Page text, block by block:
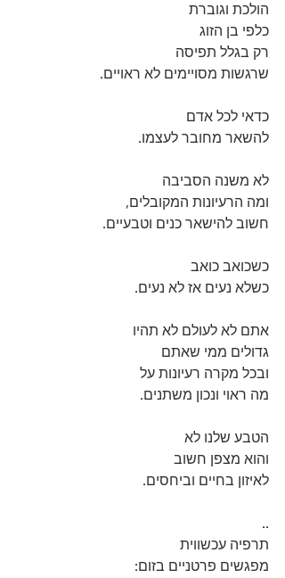
הולכת וגוברת
כלפי בן הזוג
רק בגלל תפיסה
שרגשות מסויימים לא ראויים.
כדאי לכל אדם
להשאר מחובר לעצמו.
לא משנה הסביבה
ומה הרעיונות המקובלים,
חשוב להישאר כנים וטבעיים.
כשכואב כואב
כשלא נעים אז לא נעים.
אתם לא לעולם לא תהיו
גדולים ממי שאתם
ובכל מקרה רעיונות על
מה ראוי ונכון משתנים.
הטבע שלנו לא
והוא מצפן חשוב
לאיזון בחיים וביחסים.
..
תרפיה עכשווית
מפגשים פרטניים בזום: